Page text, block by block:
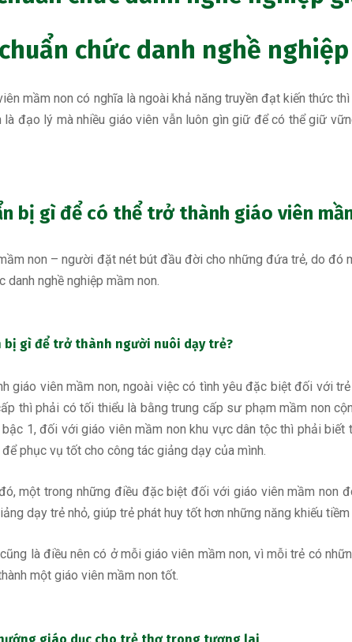
chức danh nghề
mầm non có nghĩa là ngoài khả năng truyền đạt kiến thức
là đạo lý mà nhiều giáo viên vẫn luôn gìn giữ để có thể giữ
bị gì để có thể trở thành giáo viên
non – người đặt nét bút đầu đời cho những đứa trẻ, do
danh nghề nghiệp mầm non.
bị gì để trở thành người nuôi dạy trẻ?
giáo viên mầm non, ngoài việc có tình yêu đặc biệt đối với
thì phải có tối thiểu là bằng trung cấp sư phạm mầm non
1, đối với giáo viên mầm non khu vực dân tộc thì phải
phục vụ tốt cho công tác giảng dạy của mình.
một trong những điều đặc biệt đối với giáo viên mầm non
dạy trẻ nhỏ, giúp trẻ phát huy tốt hơn những năng khiếu tiềm
là điều nên có ở mỗi giáo viên mầm non, vì mỗi trẻ có
một giáo viên mầm non tốt.
giáo dục cho trẻ thơ trong tương lai